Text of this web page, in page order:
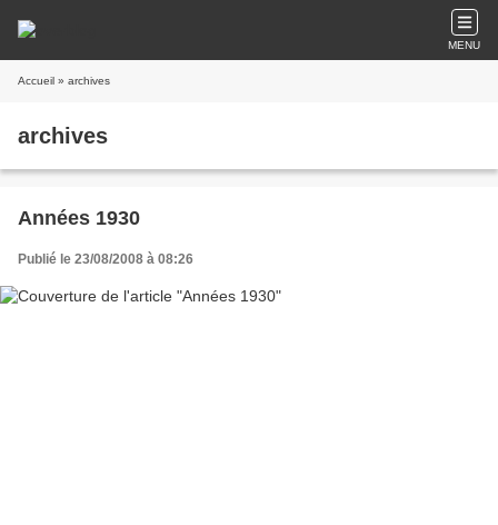
MENU
Accueil » archives
archives
Années 1930
Publié le 23/08/2008 à 08:26